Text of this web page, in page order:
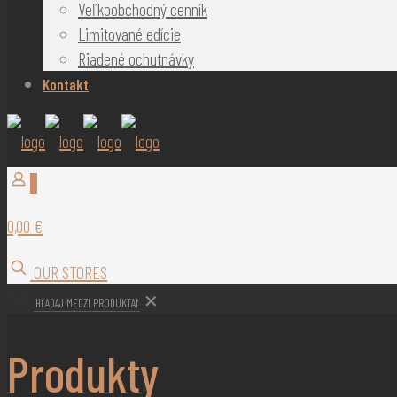
Veľkoobchodný cenník
Limitované edície
Riadené ochutnávky
Kontakt
0,00 €
OUR STORES
✕
Produkty